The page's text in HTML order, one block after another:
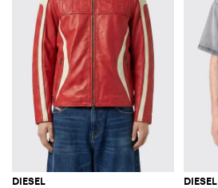
DIESEL DIESEL